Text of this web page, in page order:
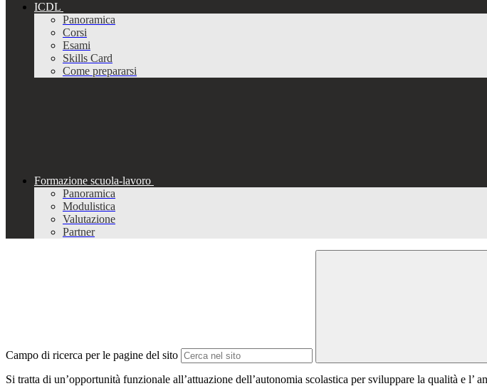
ICDL
Panoramica
Corsi
Esami
Skills Card
Come prepararsi
Formazione scuola-lavoro
Panoramica
Modulistica
Valutazione
Partner
Campo di ricerca per le pagine del sito
Si tratta di un’opportunità funzionale all’attuazione dell’autonomia scolastica per sviluppare la qualità e